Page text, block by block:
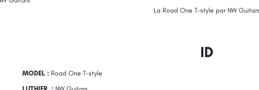
La Road One T-style par NW
ID
MODEL : Road One T-style